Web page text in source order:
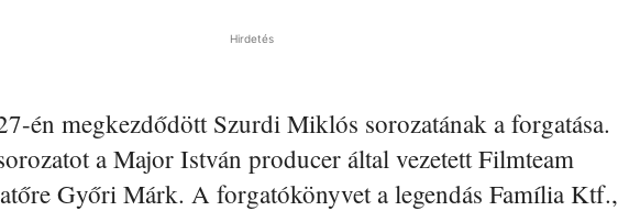
Hirdetés
én megkezdődött Szurdi Miklós sorozatának a forgatása.
a Major István producer által vezetett Filmteam
Győri Márk. A forgatókönyvet a legendás Família Ktf.,